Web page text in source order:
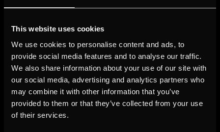
This website uses cookies
We use cookies to personalise content and ads, to
provide social media features and to analyse our traffic.
We also share information about your use of our site with
our social media, advertising and analytics partners who
may combine it with other information that you’ve
provided to them or that they’ve collected from your use
of their services.